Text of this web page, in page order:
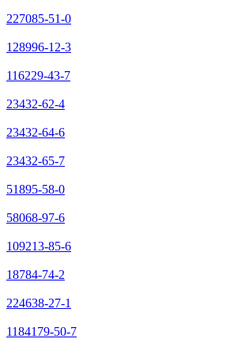
227085-51-0
128996-12-3
116229-43-7
23432-62-4
23432-64-6
23432-65-7
51895-58-0
58068-97-6
109213-85-6
18784-74-2
224638-27-1
1184179-50-7